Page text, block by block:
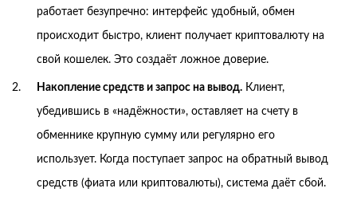
работает безупречно: интерфейс удобный, обмен
происходит быстро, клиент получает криптовалюту на
свой кошелек. Это создаёт ложное доверие.
Накопление средств и запрос на вывод. Клиент,
убедившись в «надёжности», оставляет на счету в
обменнике крупную сумму или регулярно его
использует. Когда поступает запрос на обратный вывод
средств (фиата или криптовалюты), система даёт сбой.